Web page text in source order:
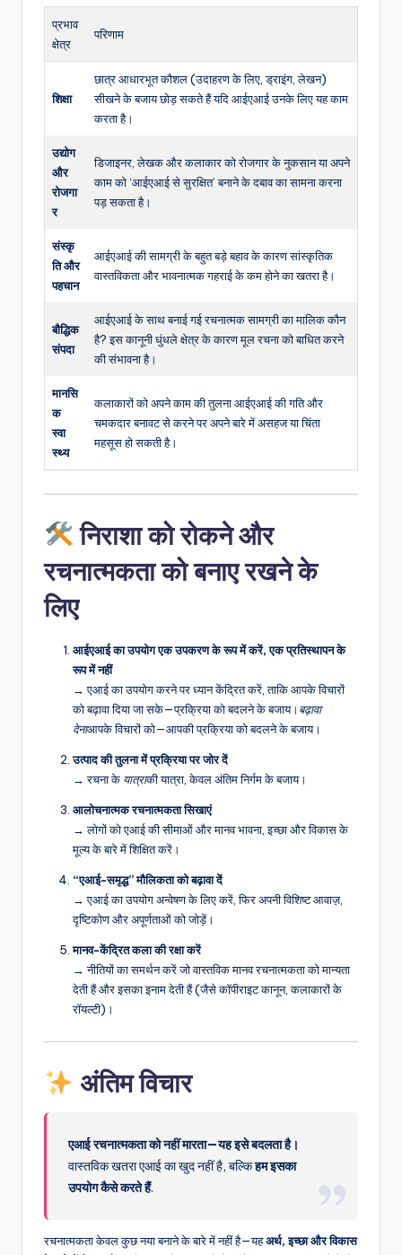
प्रभाव
क्षेत्र
परिणाम
शिक्षा
छात्र आधारभूत कौशल (उदाहरण के लिए, ड्राइंग, लेखन)
सीखने के बजाय छोड़ सकते हैं यदि आईएआई उनके लिए यह काम
करता है।
उद्योग
और
रोजगा
र
डिजाइनर, लेखक और कलाकार को रोजगार के नुकसान या अपने
काम को ‘आईएआई से सुरक्षित’ बनाने के दबाव का सामना करना
पड़ सकता है।
संस्कृ
ति और
पहचान
आईएआई की सामग्री के बहुत बड़े बहाव के कारण सांस्कृतिक
वास्तविकता और भावनात्मक गहराई के कम होने का खतरा है।
बौद्धिक
संपदा
आईएआई के साथ बनाई गई रचनात्मक सामग्री का मालिक कौन
है? इस कानूनी धुंधले क्षेत्र के कारण मूल रचना को बाधित करने
की संभावना है।
मानसि
क
स्वा
स्थ्य
कलाकारों को अपने काम की तुलना आईएआई की गति और
चमकदार बनावट से करने पर अपने बारे में असहज या चिंता
महसूस हो सकती है।
निराशा को रोकने और
रचनात्मकता को बनाए रखने के
लिए
आईएआई का उपयोग एक उपकरण के रूप में करें, एक प्रतिस्थापन के
रूप में नहीं
→ एआई का उपयोग करने पर ध्यान केंद्रित करें, ताकि आपके विचारों
को बढ़ावा दिया जा सके—प्रक्रिया को बदलने के बजाय। बढ़ावा
देनाआपके विचारों को—आपकी प्रक्रिया को बदलने के बजाय।
उत्पाद की तुलना में प्रक्रिया पर जोर दें
→ रचना के यात्राकी यात्रा, केवल अंतिम निर्गम के बजाय।
आलोचनात्मक रचनात्मकता सिखाएं
→ लोगों को एआई की सीमाओं और मानव भावना, इच्छा और विकास के
मूल्य के बारे में शिक्षित करें।
“एआई-समृद्ध” मौलिकता को बढ़ावा दें
→ एआई का उपयोग अन्वेषण के लिए करें, फिर अपनी विशिष्ट आवाज़,
दृष्टिकोण और अपूर्णताओं को जोड़ें।
मानव-केंद्रित कला की रक्षा करें
→ नीतियों का समर्थन करें जो वास्तविक मानव रचनात्मकता को मान्यता
देती हैं और इसका इनाम देती हैं (जैसे कॉपीराइट कानून, कलाकारों के
रॉयल्टी)।
अंतिम विचार
एआई रचनात्मकता को नहीं मारता—यह इसे बदलता है।
वास्तविक खतरा एआई का खुद नहीं है, बल्किहम इसका
उपयोग कैसे करते हैं.
रचनात्मकता केवल कुछ नया बनाने के बारे में नहीं है—यहअर्थ, इच्छा और विकास